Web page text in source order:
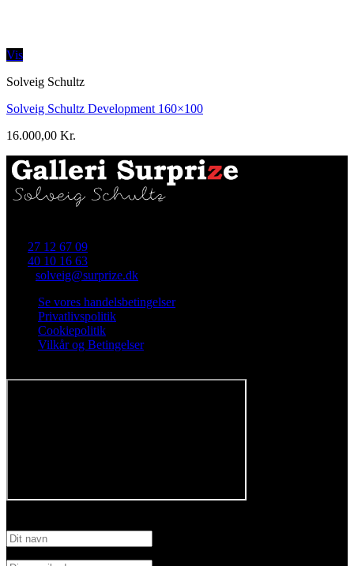
Vis
Solveig Schultz
Solveig Schultz Development 160×100
16.000,00 Kr.
27 12 67 09
40 10 16 63
solveig@surprize.dk
Se vores handelsbetingelser
Privatlivspolitik
Cookiepolitik
Vilkår og Betingelser